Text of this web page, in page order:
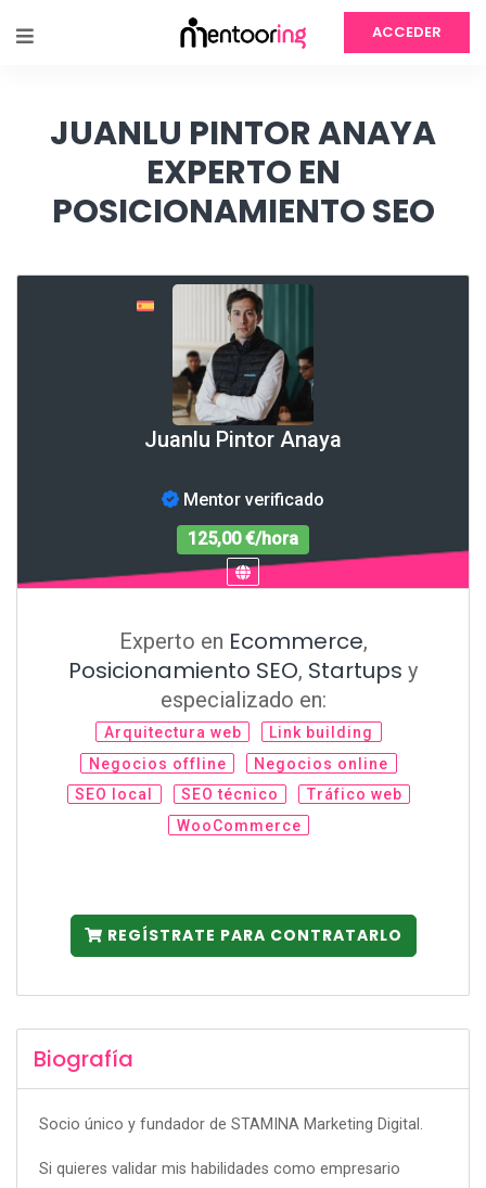
ACCEDER
JUANLU PINTOR ANAYA
EXPERTO EN
POSICIONAMIENTO SEO
Juanlu Pintor Anaya
Mentor verificado
125,00 €/hora
Experto en Ecommerce,
Posicionamiento SEO, Startups y
especializado en:
Arquitectura web
Link building
Negocios offline
Negocios online
SEO local
SEO técnico
Tráfico web
WooCommerce
REGÍSTRATE PARA CONTRATARLO
Biografía
Socio único y fundador de STAMINA Marketing Digital.
Si quieres validar mis habilidades como empresario